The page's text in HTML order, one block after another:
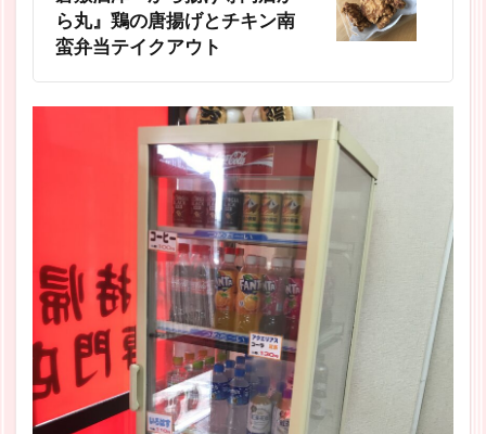
ら丸』鶏の唐揚げとチキン南
蛮弁当テイクアウト